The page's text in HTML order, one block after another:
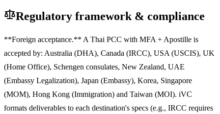
Regulatory framework & compliance
**Foreign acceptance.** A Thai PCC with MFA + Apostille is
accepted by: Australia (DHA), Canada (IRCC), USA (USCIS), UK
(Home Office), Schengen consulates, New Zealand, UAE
(Embassy Legalization), Japan (Embassy), Korea, Singapore
(MOM), Hong Kong (Immigration) and Taiwan (MOI). iVC
formats deliverables to each destination's specs (e.g., IRCC requires